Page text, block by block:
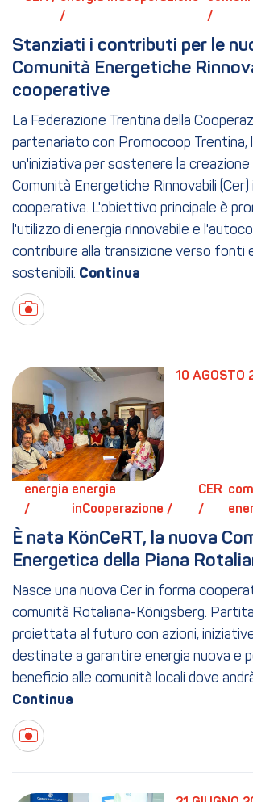
/
/
Stanziati i contributi per le
Comunità Energetiche
cooperative
La Federazione Trentina della
partenariato con Promocoop Trentina,
un'iniziativa per sostenere la creazione
Comunità Energetiche Rinnovabili
cooperativa. L'obiettivo principale è
l'utilizzo di energia rinnovabile e
contribuire alla transizione verso fonti
sostenibili.
10 AGOSTO
energia
/
energia
inCooperazione /
CER
/
È nata KönCeRT, la nuova
Energetica della Piana
Nasce una nuova Cer in forma
comunità Rotaliana-Königsberg.
proiettata al futuro con azioni,
destinate a garantire energia nuova e
beneficio alle comunità locali dove